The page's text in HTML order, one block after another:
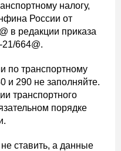
налогу,
России от
в редакции приказа
664@.
по транспортному
и 290 не заполняйте.
транспортного
порядке
ставить, а данные